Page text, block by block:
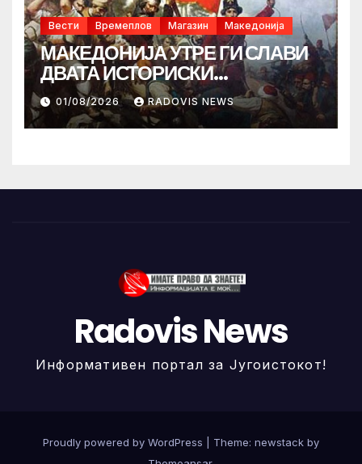
Вести Времеплов Магазин Македонија
МАКЕДОНИЈА УТРЕ ГИ СЛАВИ
ДВАТА ИСТОРИСКИ
ИЛИНДЕНА!
01/08/2026 RADOVIS NEWS
Radovis News
Информативен портал за Југоистокот!
Proudly powered by WordPress
Theme: newstack by